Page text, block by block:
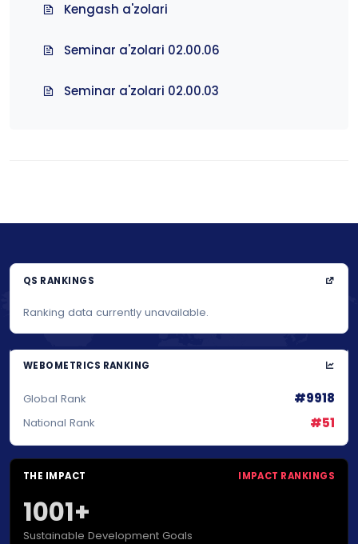
Kengash a'zolari
Seminar a'zolari 02.00.06
Seminar a'zolari 02.00.03
QS RANKINGS
Ranking data currently unavailable.
WEBOMETRICS RANKING
Global Rank #9918
National Rank #51
THE IMPACT IMPACT RANKINGS
1001+
Sustainable Development Goals